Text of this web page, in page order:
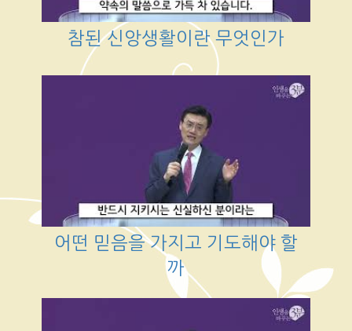
참된 신앙생활이란 무엇인가
어떤 믿음을 가지고 기도해야 할
까